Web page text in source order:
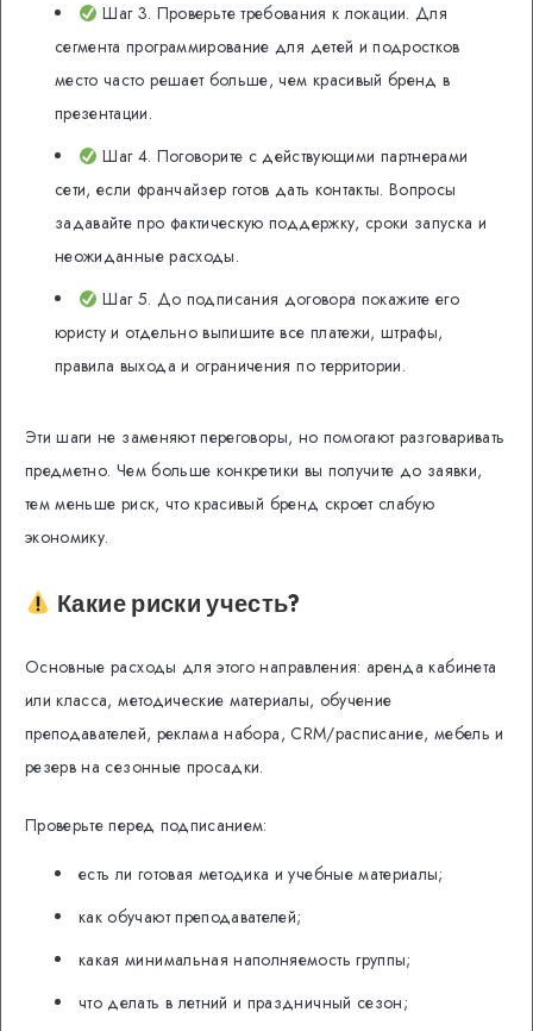
Шаг 3. Проверьте требования к локации. Для
сегмента программирование для детей и подростков
место часто решает больше, чем красивый бренд в
презентации.
Шаг 4. Поговорите с действующими партнерами
сети, если франчайзер готов дать контакты. Вопросы
задавайте про фактическую поддержку, сроки запуска и
неожиданные расходы.
Шаг 5. До подписания договора покажите его
юристу и отдельно выпишите все платежи, штрафы,
правила выхода и ограничения по территории.
Эти шаги не заменяют переговоры, но помогают разговаривать
предметно. Чем больше конкретики вы получите до заявки,
тем меньше риск, что красивый бренд скроет слабую
экономику.
Какие риски учесть?
Основные расходы для этого направления: аренда кабинета
или класса, методические материалы, обучение
преподавателей, реклама набора, CRM/расписание, мебель и
резерв на сезонные просадки.
Проверьте перед подписанием:
есть ли готовая методика и учебные материалы;
как обучают преподавателей;
какая минимальная наполняемость группы;
что делать в летний и праздничный сезон;